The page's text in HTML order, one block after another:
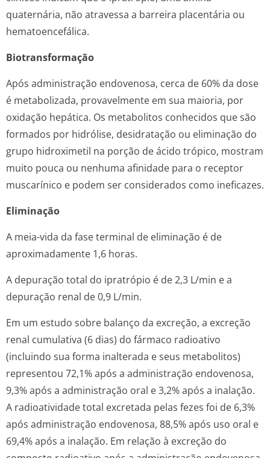
quaternária, não atravessa a barreira placentária ou
hematoencefálica.
Biotransformação
Após administração endovenosa, cerca de 60% da dose
é metabolizada, provavelmente em sua maioria, por
oxidação hepática. Os metabolitos conhecidos que são
formados por hidrólise, desidratação ou eliminação do
grupo hidroximetil na porção de ácido trópico, mostram
muito pouca ou nenhuma afinidade para o receptor
muscarínico e podem ser considerados como ineficazes.
Eliminação
A meia-vida da fase terminal de eliminação é de
aproximadamente 1,6 horas.
A depuração total do ipratrópio é de 2,3 L/min e a
depuração renal de 0,9 L/min.
Em um estudo sobre balanço da excreção, a excreção
renal cumulativa (6 dias) do fármaco radioativo
(incluindo sua forma inalterada e seus metabolitos)
representou 72,1% após a administração endovenosa,
9,3% após a administração oral e 3,2% após a inalação.
A radioatividade total excretada pelas fezes foi de 6,3%
após administração endovenosa, 88,5% após uso oral e
69,4% após a inalação. Em relação à excreção do